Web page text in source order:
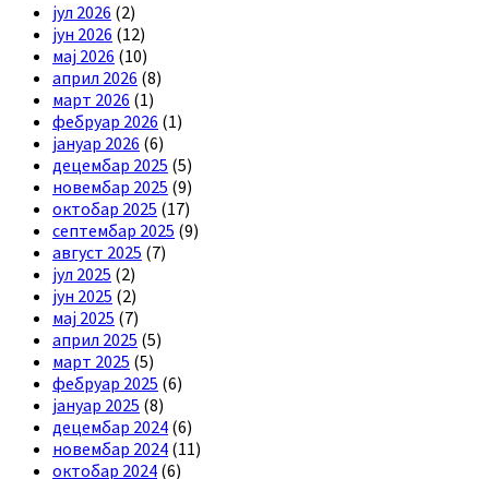
јул 2026 (2)
јун 2026 (12)
мај 2026 (10)
април 2026 (8)
март 2026 (1)
фебруар 2026 (1)
јануар 2026 (6)
децембар 2025 (5)
новембар 2025 (9)
октобар 2025 (17)
септембар 2025 (9)
август 2025 (7)
јул 2025 (2)
јун 2025 (2)
мај 2025 (7)
април 2025 (5)
март 2025 (5)
фебруар 2025 (6)
јануар 2025 (8)
децембар 2024 (6)
новембар 2024 (11)
октобар 2024 (6)